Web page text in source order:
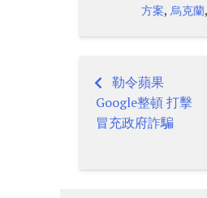
方案,烏克蘭
Post
navigation
勒令蘋果
Google整頓 打擊
冒充政府詐騙